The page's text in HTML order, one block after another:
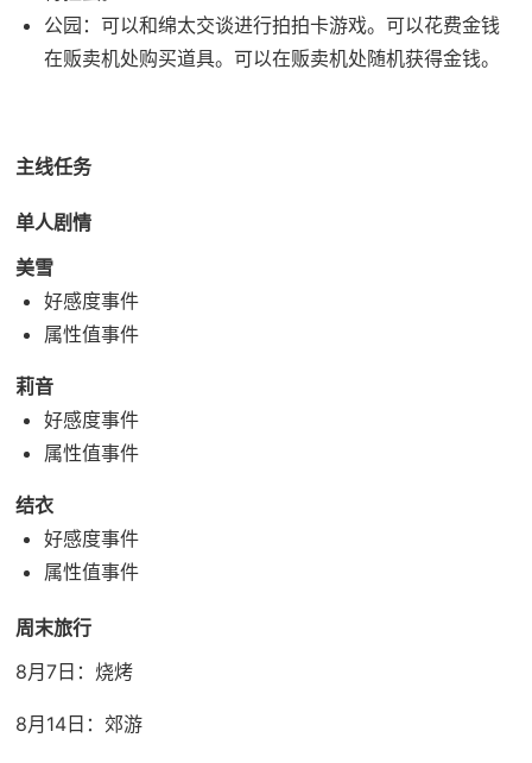
公园：可以和绵太交谈进行拍拍卡游戏。可以花费金钱
在贩卖机处购买道具。可以在贩卖机处随机获得金钱。
主线任务
单人剧情
美雪
好感度事件
属性值事件
莉音
好感度事件
属性值事件
结衣
好感度事件
属性值事件
周末旅行
8月7日：烧烤
8月14日：郊游